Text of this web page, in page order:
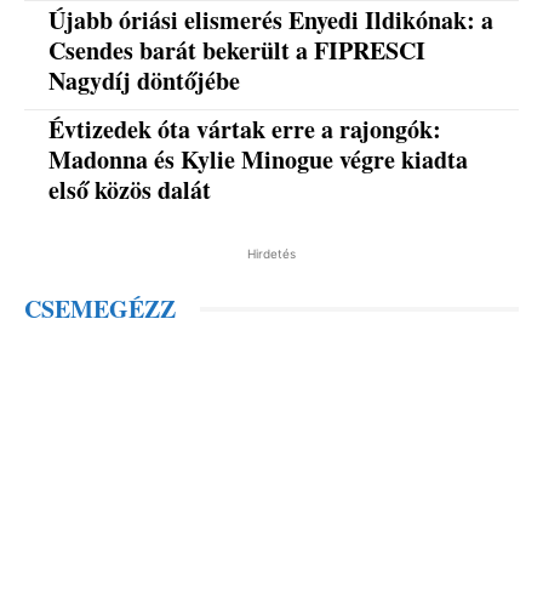
Újabb óriási elismerés Enyedi Ildikónak: a
Csendes barát bekerült a FIPRESCI
Nagydíj döntőjébe
Évtizedek óta vártak erre a rajongók:
Madonna és Kylie Minogue végre kiadta
első közös dalát
Hirdetés
CSEMEGÉZZ